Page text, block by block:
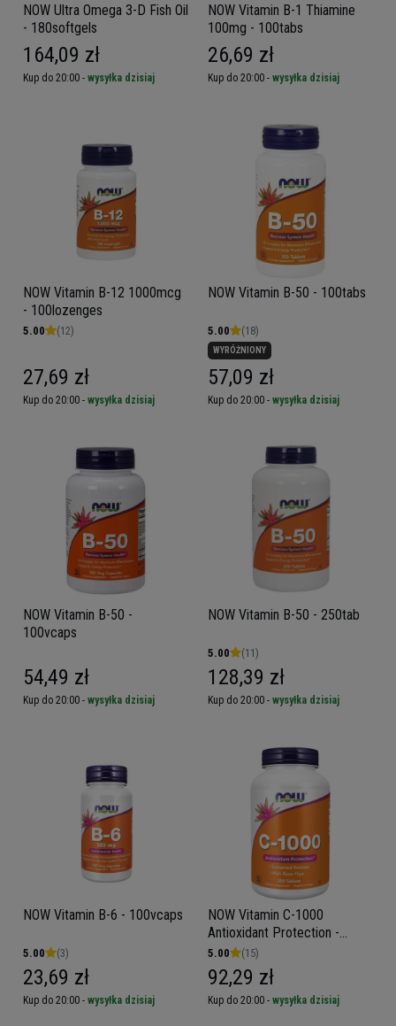
NOW Ultra Omega 3-D Fish Oil
- 180softgels
164,09 zł
Kup do 20:00 - wysyłka dzisiaj
NOW Vitamin B-1 Thiamine
100mg - 100tabs
26,69 zł
Kup do 20:00 - wysyłka dzisiaj
NOW Vitamin B-12 1000mcg
- 100lozenges
5.00 (12)
27,69 zł
Kup do 20:00 - wysyłka dzisiaj
NOW Vitamin B-50 - 100tabs
5.00 (18)
WYRÓŻNIONY
57,09 zł
Kup do 20:00 - wysyłka dzisiaj
NOW Vitamin B-50 -
100vcaps
54,49 zł
Kup do 20:00 - wysyłka dzisiaj
NOW Vitamin B-50 - 250tab
5.00 (11)
128,39 zł
Kup do 20:00 - wysyłka dzisiaj
NOW Vitamin B-6 - 100vcaps
5.00 (3)
23,69 zł
Kup do 20:00 - wysyłka dzisiaj
NOW Vitamin C-1000
Antioxidant Protection -
250tabs
5.00 (15)
92,29 zł
Kup do 20:00 - wysyłka dzisiaj